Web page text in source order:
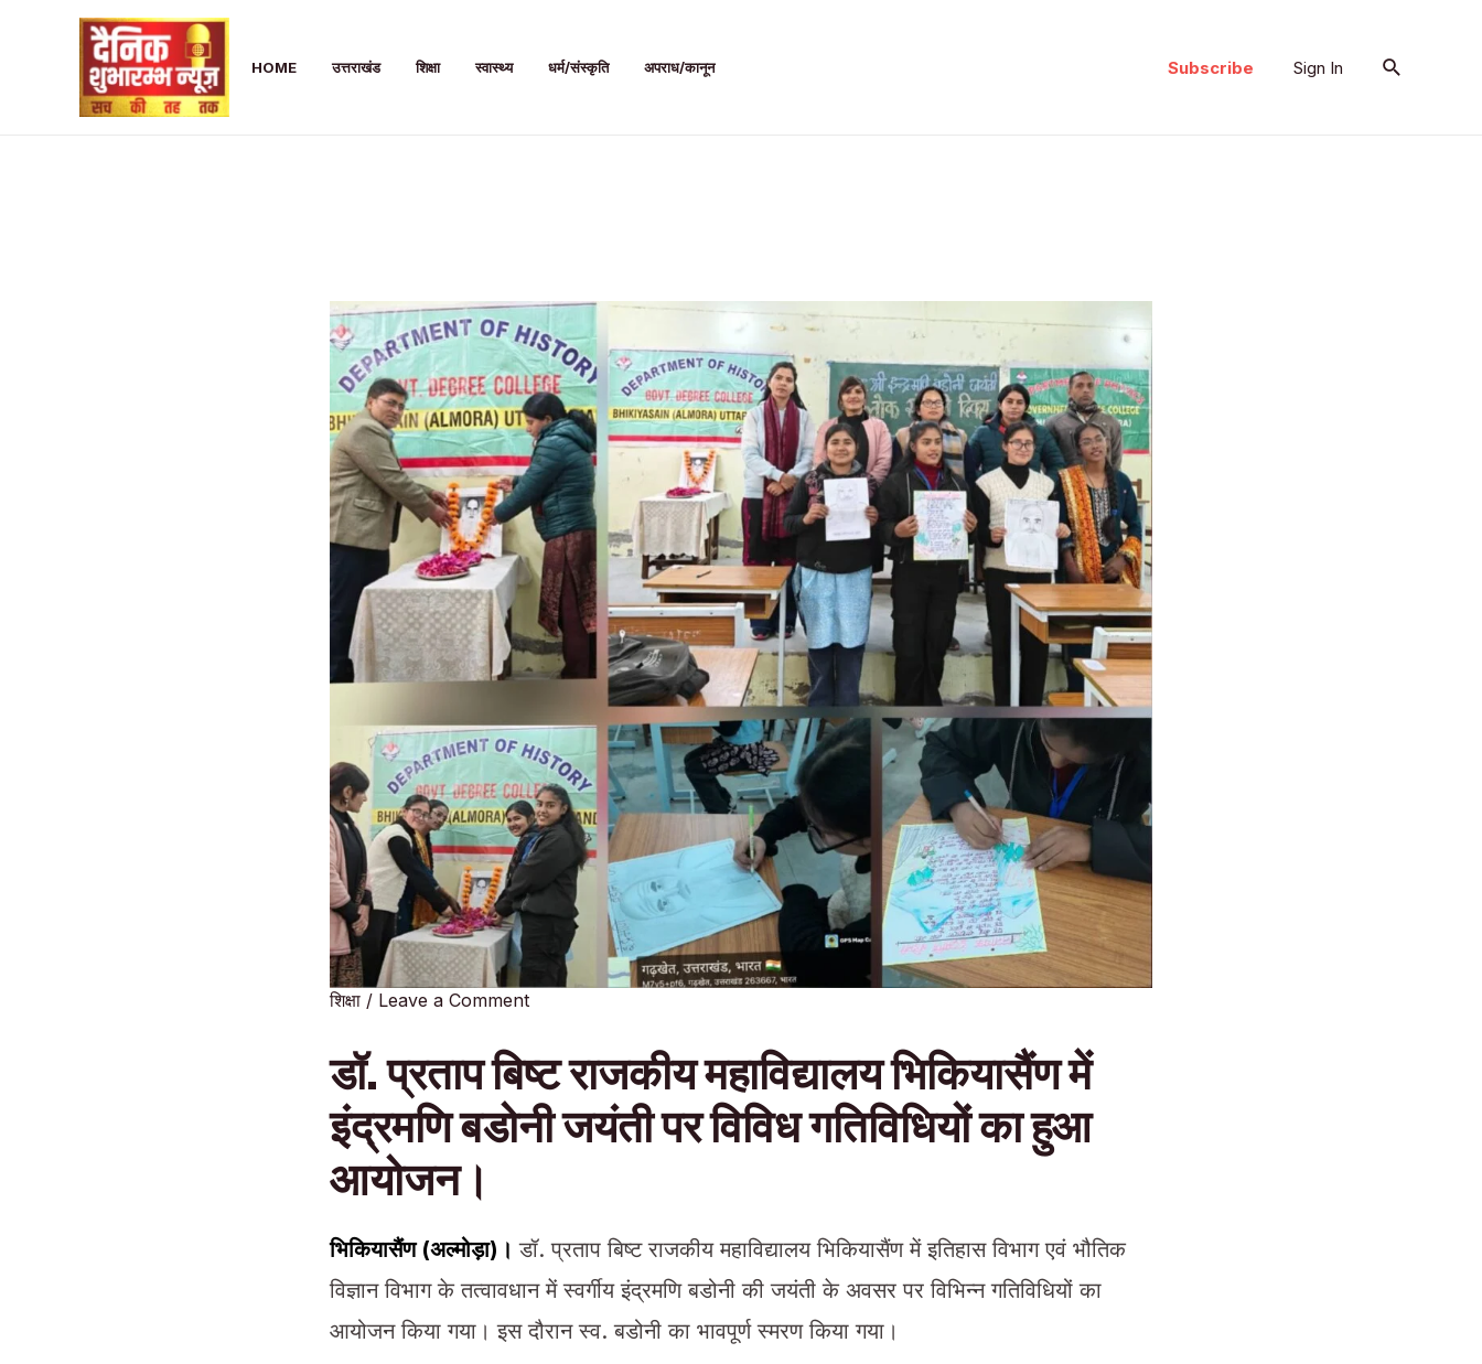
HOME उत्तराखंड शिक्षा स्वास्थ्य धर्म/संस्कृति अपराध/कानून Subscribe Sign In Search
शिक्षा/ Leave a Comment
डॉ. प्रताप बिष्ट राजकीय महाविद्यालय भिकियासैंण में
इंद्रमणि बडोनी जयंती पर विविध गतिविधियों का हुआ
आयोजन।
भिकियासैंण (अल्मोड़ा)। डॉ. प्रताप बिष्ट राजकीय महाविद्यालय भिकियासैंण में इतिहास विभाग एवं भौतिक
विज्ञान विभाग के तत्वावधान में स्वर्गीय इंद्रमणि बडोनी की जयंती के अवसर पर विभिन्न गतिविधियों का
आयोजन किया गया। इस दौरान स्व. बडोनी का भावपूर्ण स्मरण किया गया।